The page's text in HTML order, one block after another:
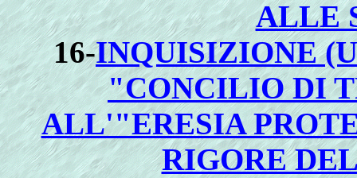
ALLE
16-INQUISIZIONE
"CONCILIO DI
ALL'"ERESIA
RIGORE